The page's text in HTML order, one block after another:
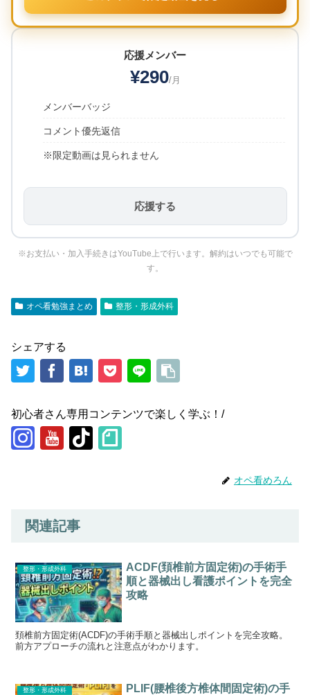
応援メンバー
¥290/月
メンバーバッジ
コメント優先返信
※限定動画は見られません
応援する
※お支払い・加入手続きはYouTube上で行います。解約はいつでも可能で
す。
オペ看勉強まとめ 整形・形成外科
シェアする
初心者さん専用コンテンツで楽しく学ぶ！/
オペ看めろん
関連記事
整形・形成外科
ACDF(頚椎前方固定術)の手術手
順と器械出し看護ポイントを完全
攻略
頚椎前方固定術(ACDF)の手術手順と器械出しポイントを完全攻略。
前方アプローチの流れと注意点がわかります。
整形・形成外科
PLIF(腰椎後方椎体間固定術)の手